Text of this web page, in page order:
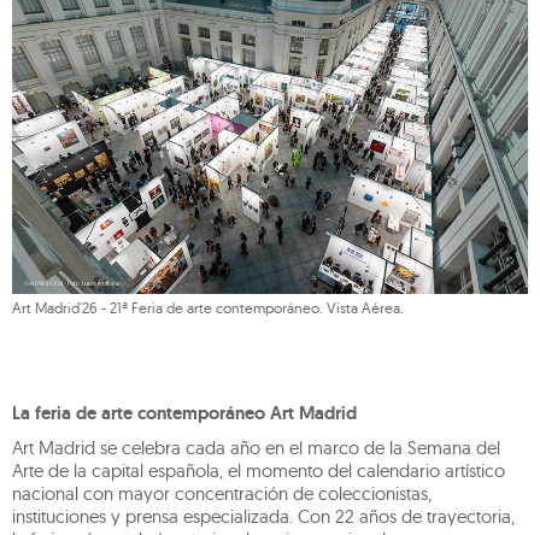
Art Madrid'26 - 21ª Feria de arte contemporáneo. Vista Aérea.
La feria de arte contemporáneo Art Madrid
Art Madrid se celebra cada año en el marco de la Semana del
Arte de la capital española, el momento del calendario artístico
nacional con mayor concentración de coleccionistas,
instituciones y prensa especializada. Con 22 años de trayectoria,